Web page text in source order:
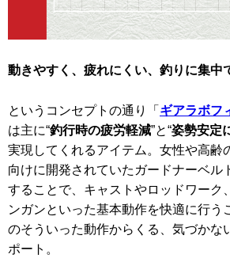
動きやすく、疲れにくい、釣りに集中
というコンセプトの通り「 ギアラボフ
は主に“釣行時の疲労軽減”と“姿勢安定
実現してくれるアイテム。女性や高齢
向けに開発されていたガードナーベル
することで、キャストやロッドワーク
ンガンといった基本動作を快適に行う
のそういった動作からくる、気づかな
ポート。